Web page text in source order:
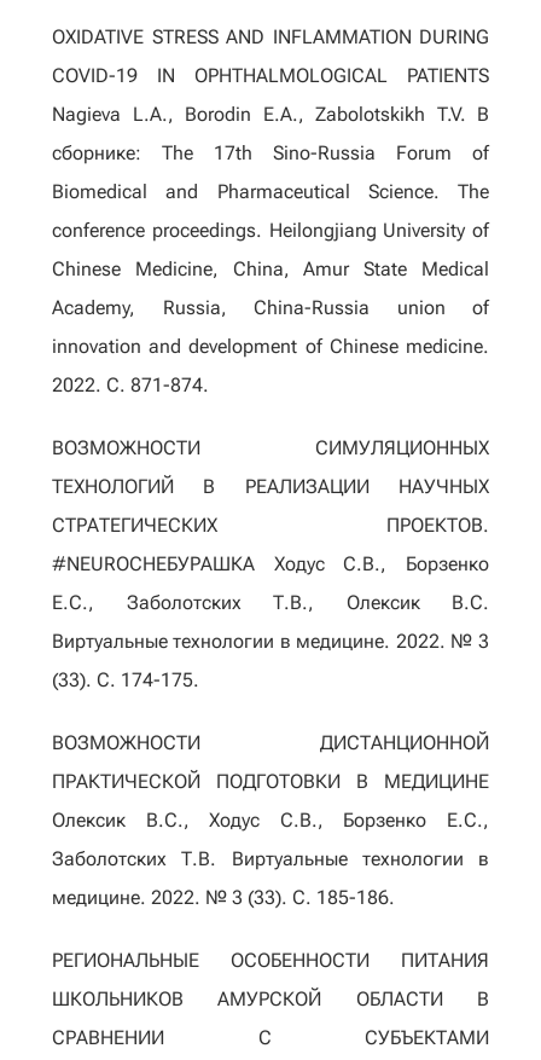
OXIDATIVE STRESS AND INFLAMMATION DURING
COVID-19 IN OPHTHALMOLOGICAL PATIENTS
Nagieva L.A., Borodin E.A., Zabolotskikh T.V. В
сборнике: The 17th Sino-Russia Forum of
Biomedical and Pharmaceutical Science. The
conference proceedings. Heilongjiang University of
Chinese Medicine, China, Amur State Medical
Academy, Russia, China-Russia union of
innovation and development of Chinese medicine.
2022. С. 871-874.
ВОЗМОЖНОСТИ СИМУЛЯЦИОННЫХ
ТЕХНОЛОГИЙ В РЕАЛИЗАЦИИ НАУЧНЫХ
СТРАТЕГИЧЕСКИХ ПРОЕКТОВ.
#NEUROCHEБУРАШКА Ходус С.В., Борзенко
Е.С., Заболотских Т.В., Олексик В.С.
Виртуальные технологии в медицине. 2022. № 3
(33). С. 174-175.
ВОЗМОЖНОСТИ ДИСТАНЦИОННОЙ
ПРАКТИЧЕСКОЙ ПОДГОТОВКИ В МЕДИЦИНЕ
Олексик В.С., Ходус С.В., Борзенко Е.С.,
Заболотских Т.В. Виртуальные технологии в
медицине. 2022. № 3 (33). С. 185-186.
РЕГИОНАЛЬНЫЕ ОСОБЕННОСТИ ПИТАНИЯ
ШКОЛЬНИКОВ АМУРСКОЙ ОБЛАСТИ В
СРАВНЕНИИ С СУБЪЕКТАМИ